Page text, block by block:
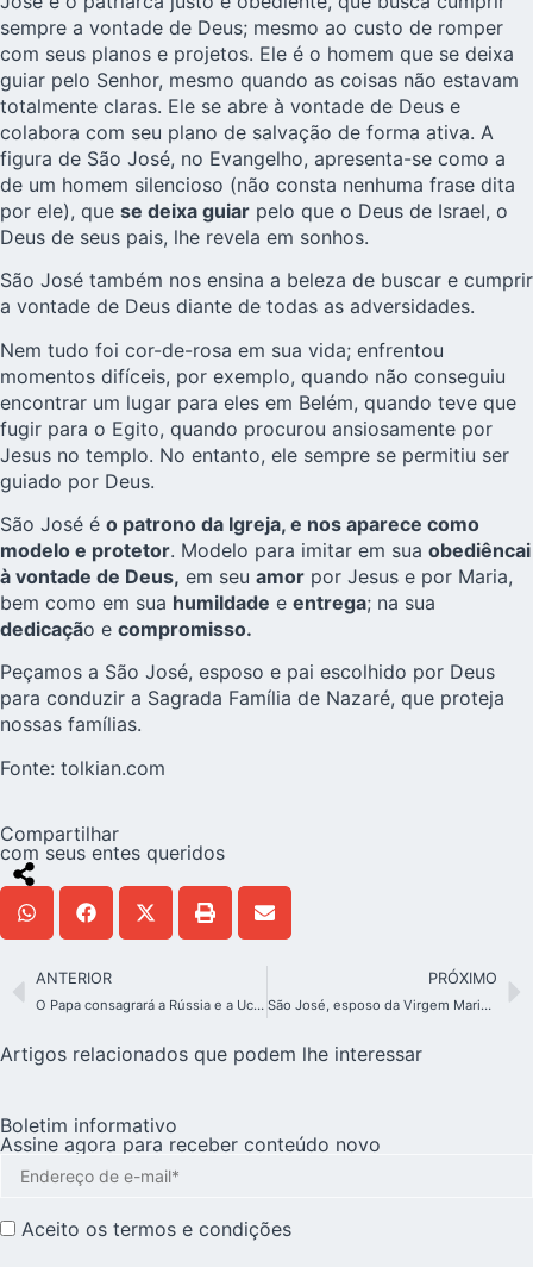
sempre a vontade de Deus; mesmo ao custo de romper
com seus planos e projetos. Ele é o homem que se deixa
guiar pelo Senhor, mesmo quando as coisas não estavam
totalmente claras. Ele se abre à vontade de Deus e
colabora com seu plano de salvação de forma ativa. A
figura de São José, no Evangelho, apresenta-se como a
de um homem silencioso (não consta nenhuma frase dita
por ele), que se deixa guiar pelo que o Deus de Israel, o
Deus de seus pais, lhe revela em sonhos.
São José também nos ensina a beleza de buscar e cumprir
a vontade de Deus diante de todas as adversidades.
Nem tudo foi cor-de-rosa em sua vida; enfrentou
momentos difíceis, por exemplo, quando não conseguiu
encontrar um lugar para eles em Belém, quando teve que
fugir para o Egito, quando procurou ansiosamente por
Jesus no templo. No entanto, ele sempre se permitiu ser
guiado por Deus.
São José é o patrono da Igreja, e nos aparece como
modelo e protetor. Modelo para imitar em sua obediêncai
à vontade de Deus, em seu amor por Jesus e por Maria,
bem como em sua humildade e entrega; na sua
dedicação e compromisso.
Peçamos a São José, esposo e pai escolhido por Deus
para conduzir a Sagrada Família de Nazaré, que proteja
nossas famílias.
Fonte: tolkian.com
Compartilhar
com seus entes queridos
ANTERIOR
O Papa consagrará a Rússia e a Ucrânia ao Imaculado Coração de Maria
PRÓXIMO
São José, esposo da Virgem Maria, protetor da Igreja de Cristo
Artigos relacionados que podem lhe interessar
Boletim informativo
Assine agora para receber conteúdo novo
Aceito os termos e condições